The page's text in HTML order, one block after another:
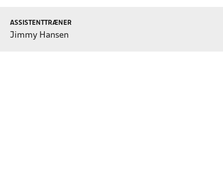
ASSISTENTTRÆNER
Jimmy Hansen